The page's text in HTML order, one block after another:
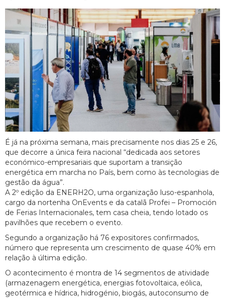
É já na próxima semana, mais precisamente nos dias 25 e 26,
que decorre a única feira nacional “dedicada aos setores
económico-empresariais que suportam a transição
energética em marcha no País, bem como às tecnologias de
gestão da água”.
A 2º edição da ENERH2O, uma organização luso-espanhola,
cargo da nortenha OnEvents e da catalã Profei – Promoción
de Ferias Internacionales, tem casa cheia, tendo lotado os
pavilhões que recebem o evento.
Segundo a organização há 76 expositores confirmados,
número que representa um crescimento de quase 40% em
relação à última edição.
O acontecimento é montra de 14 segmentos de atividade
(armazenagem energética, energias fotovoltaica, eólica,
geotérmica e hídrica, hidrogénio, biogás, autoconsumo de